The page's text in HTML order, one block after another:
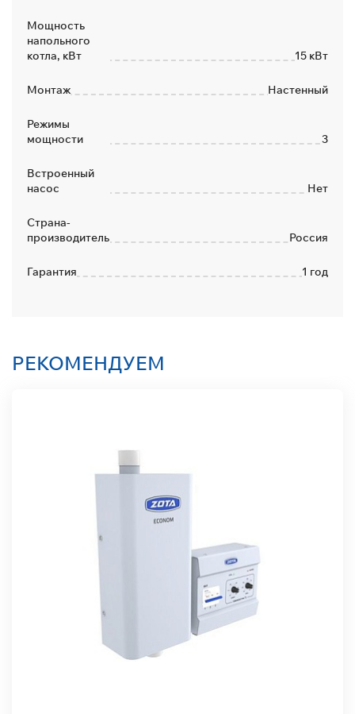
Мощность
напольного
котла, кВт
15 кВт
Монтаж Настенный
Режимы
мощности
3
Встроенный
насос
Нет
Страна-
производитель
Россия
Гарантия 1 год
РЕКОМЕНДУЕМ